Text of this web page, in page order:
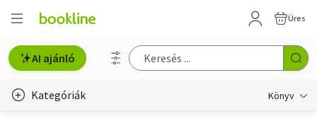
Üres
AI ajánló
Kategóriák Könyv